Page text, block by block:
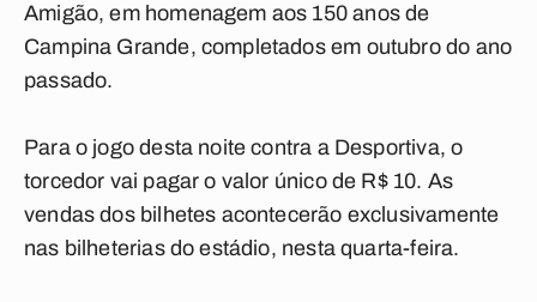
Amigão, em homenagem aos 150 anos de
Campina Grande, completados em outubro do ano
passado.
Para o jogo desta noite contra a Desportiva, o
torcedor vai pagar o valor único de R$ 10. As
vendas dos bilhetes acontecerão exclusivamente
nas bilheterias do estádio, nesta quarta-feira.